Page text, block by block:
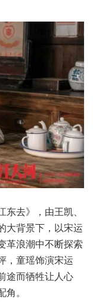
去》，由王凯、
大背景下，以宋运
革浪潮中不断探索
，童瑶饰演宋运
途而牺牲让人心
。